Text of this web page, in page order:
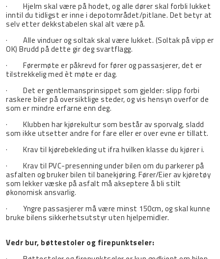
· Hjelm skal være på hodet, og alle dører skal forbli lukket
inntil du tidligst er inne i depotområdet/pitlane. Det betyr at
selv etter dekkstabelen skal alt være på.
· Alle vinduer og soltak skal være lukket. (Soltak på vipp er
OK) Brudd på dette gir deg svartflagg.
· Førermøte er påkrevd for fører og passasjerer, det er
tilstrekkelig med èt møte er dag.
· Det er gentlemansprinsippet som gjelder: slipp forbi
raskere biler på oversiktlige steder, og vis hensyn overfor de
som er mindre erfarne enn deg.
· Klubben har kjørekultur som består av sporvalg, sladd
som ikke utsetter andre for fare eller er over evne er tillatt.
· Krav til kjørebekleding ut ifra hvilken klasse du kjører i.
· Krav til PVC-presenning under bilen om du parkerer på
asfalten og bruker bilen til banekjøring. Fører/Eier av kjøretøy
som lekker væske på asfalt må akseptere å bli stilt
økonomisk ansvarlig.
· Yngre passasjerer må være minst 150cm, og skal kunne
bruke bilens sikkerhetsutstyr uten hjelpemidler.
Vedr bur, bøttestoler og firepunktseler: